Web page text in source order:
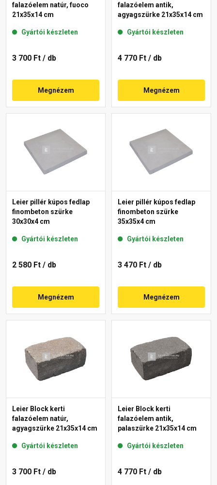
falazóelem natúr, fuoco
21x35x14 cm
Gyártói készleten
3 700 Ft / db
Megnézem
falazóelem antik,
agyagszürke 21x35x14 cm
Gyártói készleten
4 770 Ft / db
Megnézem
Leier pillér kúpos fedlap
finombeton szürke
30x30x4 cm
Gyártói készleten
2 580 Ft / db
Megnézem
Leier pillér kúpos fedlap
finombeton szürke
35x35x4 cm
Gyártói készleten
3 470 Ft / db
Megnézem
Leier Block kerti
falazóelem natúr,
agyagszürke 21x35x14 cm
Gyártói készleten
3 700 Ft / db
Leier Block kerti
falazóelem antik,
palaszürke 21x35x14 cm
Gyártói készleten
4 770 Ft / db